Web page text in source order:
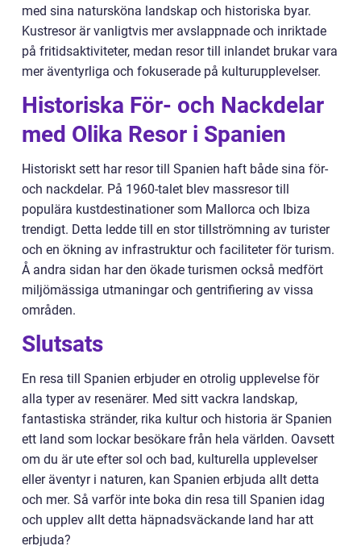
med sina natursköna landskap och historiska byar.
Kustresor är vanligtvis mer avslappnade och inriktade
på fritidsaktiviteter, medan resor till inlandet brukar vara
mer äventyrliga och fokuserade på kulturupplevelser.
Historiska För- och Nackdelar
med Olika Resor i Spanien
Historiskt sett har resor till Spanien haft både sina för-
och nackdelar. På 1960-talet blev massresor till
populära kustdestinationer som Mallorca och Ibiza
trendigt. Detta ledde till en stor tillströmning av turister
och en ökning av infrastruktur och faciliteter för turism.
Å andra sidan har den ökade turismen också medfört
miljömässiga utmaningar och gentrifiering av vissa
områden.
Slutsats
En resa till Spanien erbjuder en otrolig upplevelse för
alla typer av resenärer. Med sitt vackra landskap,
fantastiska stränder, rika kultur och historia är Spanien
ett land som lockar besökare från hela världen. Oavsett
om du är ute efter sol och bad, kulturella upplevelser
eller äventyr i naturen, kan Spanien erbjuda allt detta
och mer. Så varför inte boka din resa till Spanien idag
och upplev allt detta häpnadsväckande land har att
erbjuda?